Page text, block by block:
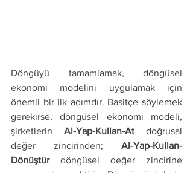
Döngüyü tamamlamak, döngüsel
ekonomi modelini uygulamak için
önemli bir ilk adımdır. Basitçe söylemek
gerekirse, döngüsel ekonomi modeli,
şirketlerin Al-Yap-Kullan-At doğrusal
değer zincirinden; Al-Yap-Kullan-
Dönüştür döngüsel değer zincirine